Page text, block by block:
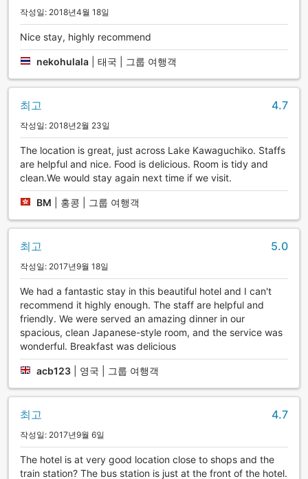
작성일: 2018년4월 18일
Nice stay, highly recommend
nekohulala 태국 | 그룹 여행객
최고 4.7
작성일: 2018년2월 23일
The location is great, just across Lake Kawaguchiko. Staffs
are helpful and nice. Food is delicious. Room is tidy and
clean.We would stay again next time if we visit.
BM 홍콩 | 그룹 여행객
최고 5.0
작성일: 2017년9월 18일
We had a fantastic stay in this beautiful hotel and I can't
recommend it highly enough. The staff are helpful and
friendly. We were served an amazing dinner in our
spacious, clean Japanese-style room, and the service was
wonderful. Breakfast was delicious
acb123 영국 | 그룹 여행객
최고 4.7
작성일: 2017년9월 6일
The hotel is at very good location close to shops and the
train station? The bus station is just at the front of the hotel.